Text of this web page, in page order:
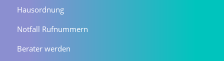
Hausordnung
Notfall Rufnummern
Berater werden